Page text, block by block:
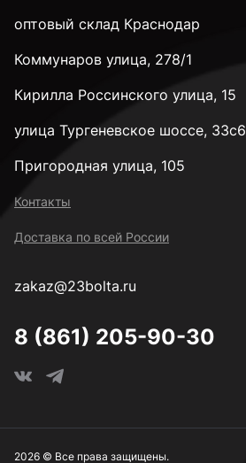
оптовый склад Краснодар
Коммунаров улица, 278/1
Кирилла Россинского улица, 15
улица Тургеневское шоссе, 33с6
Пригородная улица, 105
Контакты
Доставка по всей России
zakaz@23bolta.ru
8 (861) 205-90-30
2026 © Все права защищены.